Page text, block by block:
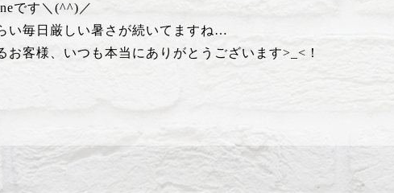
です＼(^^)／
い毎日厳しい暑さが続いてますね…
客様、いつも本当にありがとうございます>_<！